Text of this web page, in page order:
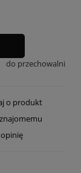
do przechowalni
o produkt